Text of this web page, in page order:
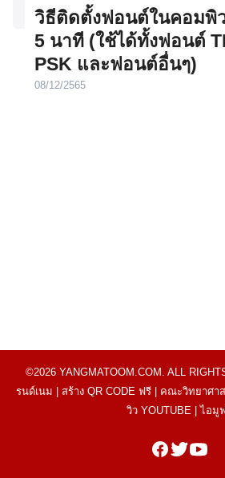
วิธีติดตั้งฟอนต์ในคอมพิ
5 นาที (ใช้ได้ทั้งฟอนต์
PSK และฟอนต์อื่นๆ)
08/12/2565
©2026 YANGMATOOM.COM. ALL
รนด์เนม
สร้าง QR CODE ฟรี คณะวิทยาศา
วิว YOUTUBE |ไอมู